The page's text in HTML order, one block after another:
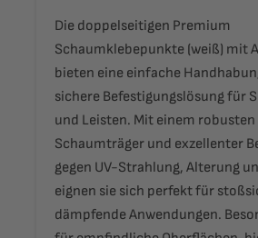
Die doppelseitigen Premium
Schaumklebepunkte (weiß) mit
bieten eine einfache
sichere Befestigungslösung für
und Leisten. Mit einem robusten
Schaumträger und exzellenter
gegen UV-Strahlung, Alterung
eignen sie sich perfekt für
dämpfende Anwendungen.